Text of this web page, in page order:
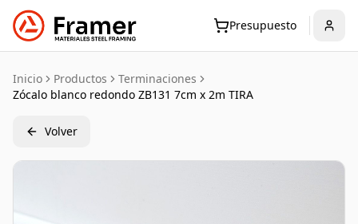
Presupuesto
Inicio Productos
Terminaciones
Zócalo blanco redondo ZB131 7cm x 2m TIRA
Volver